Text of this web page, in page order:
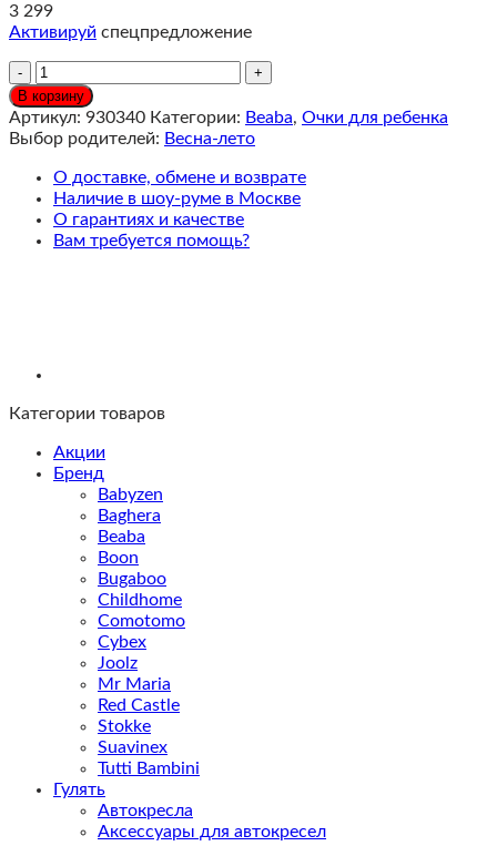
3 299
Активируй спецпредложение
Количество
Beaba
Солнцезащитные
очки,
24
мес.,
Солнечно-
розовый
В корзину
Артикул: 930340 Категории: Beaba, Очки для ребенка
Выбор родителей: Весна-лето
О доставке, обмене и возврате
Наличие в шоу-руме в Москве
О гарантиях и качестве
Вам требуется помощь?
Категории товаров
Акции
Бренд
Babyzen
Baghera
Beaba
Boon
Bugaboo
Childhome
Comotomo
Cybex
Joolz
Mr Maria
Red Castle
Stokke
Suavinex
Tutti Bambini
Гулять
Автокресла
Аксессуары для автокресел